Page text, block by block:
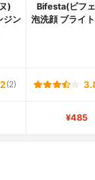
)
ジン
Bifesta(ビフ
泡洗顔 ブライ
(2)
¥485